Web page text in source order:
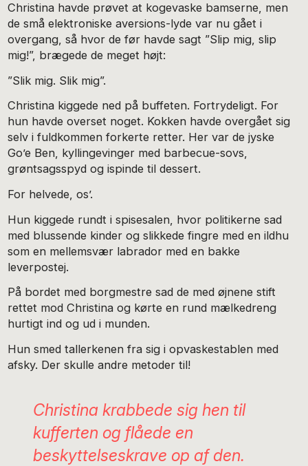
Christina havde prøvet at kogevaske bamserne, men
de små elektroniske aversions-lyde var nu gået i
overgang, så hvor de før havde sagt ”Slip mig, slip
mig!”, brægede de meget højt:
”Slik mig. Slik mig”.
Christina kiggede ned på buffeten. Fortrydeligt. For
hun havde overset noget. Kokken havde overgået sig
selv i fuldkommen forkerte retter. Her var de jyske
Go’e Ben, kyllingevinger med barbecue-sovs,
grøntsagsspyd og ispinde til dessert.
For helvede, os’.
Hun kiggede rundt i spisesalen, hvor politikerne sad
med blussende kinder og slikkede fingre med en ildhu
som en mellemsvær labrador med en bakke
leverpostej.
På bordet med borgmestre sad de med øjnene stift
rettet mod Christina og kørte en rund mælkedreng
hurtigt ind og ud i munden.
Hun smed tallerkenen fra sig i opvaskestablen med
afsky. Der skulle andre metoder til!
Christina krabbede sig hen til
kufferten og flåede en
beskyttelseskrave op af den.